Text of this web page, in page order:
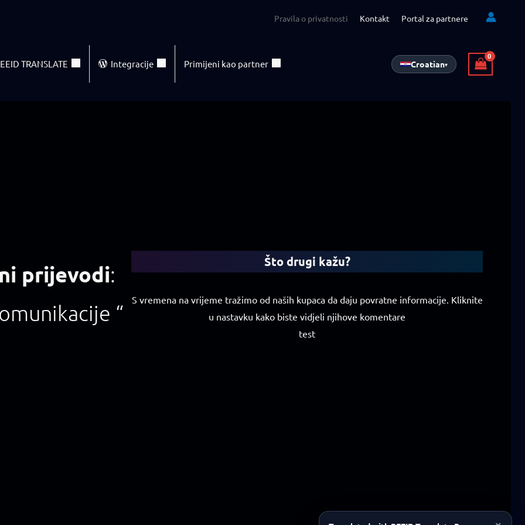
Pravila o privatnosti Kontakt Portal za partnere
TRANSLATE Integracije Primijeni kao partner Croatian▾
prijevodi:
“
Što drugi kažu?
S vremena na vrijeme tražimo od naših kupaca da daju povratne informacije. Kliknite
u nastavku kako biste vidjeli njihove komentare
test